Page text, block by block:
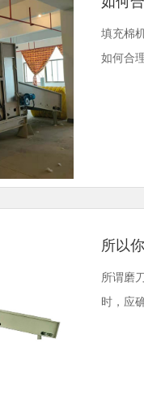
填充棉
如何合
所以
所谓磨
时，应